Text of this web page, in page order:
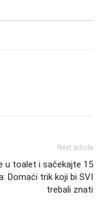
Next article
u toalet i sačekajte 15
Domaći trik koji bi SVI
trebali znati